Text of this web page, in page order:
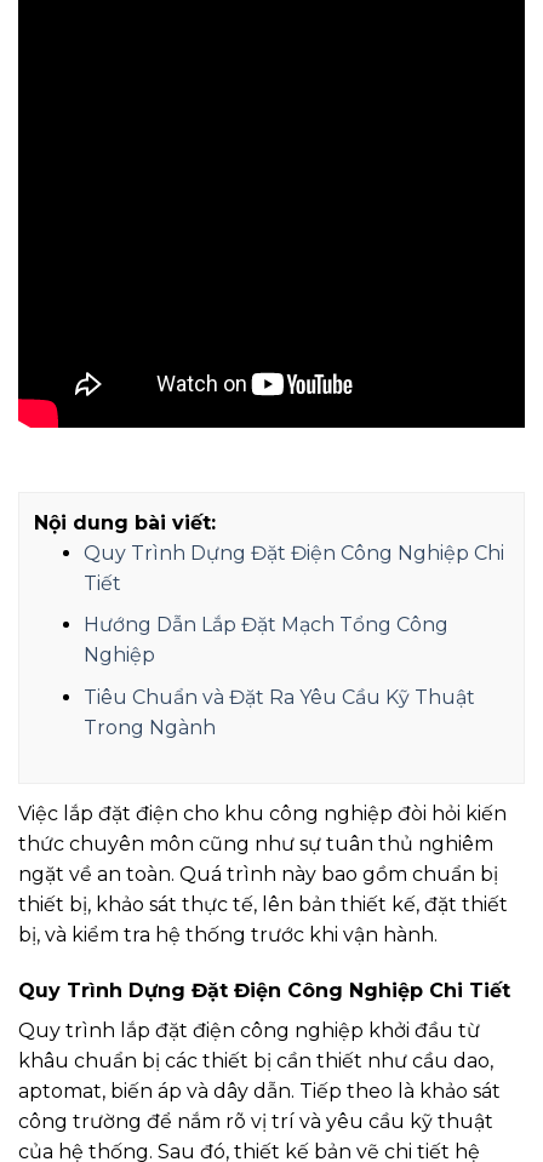
Nội dung bài viết:
Quy Trình Dựng Đặt Điện Công Nghiệp Chi
Tiết
Hướng Dẫn Lắp Đặt Mạch Tổng Công
Nghiệp
Tiêu Chuẩn và Đặt Ra Yêu Cầu Kỹ Thuật
Trong Ngành
Việc lắp đặt điện cho khu công nghiệp đòi hỏi kiến
thức chuyên môn cũng như sự tuân thủ nghiêm
ngặt về an toàn. Quá trình này bao gồm chuẩn bị
thiết bị, khảo sát thực tế, lên bản thiết kế, đặt thiết
bị, và kiểm tra hệ thống trước khi vận hành.
Quy Trình Dựng Đặt Điện Công Nghiệp Chi Tiết
Quy trình lắp đặt điện công nghiệp khởi đầu từ
khâu chuẩn bị các thiết bị cần thiết như cầu dao,
aptomat, biến áp và dây dẫn. Tiếp theo là khảo sát
công trường để nắm rõ vị trí và yêu cầu kỹ thuật
của hệ thống. Sau đó, thiết kế bản vẽ chi tiết hệ